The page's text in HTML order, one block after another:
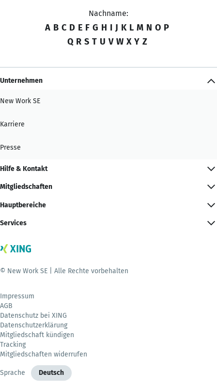
Nachname:
A B C D E F G H I J K L M N O P
Q R S T U V W X Y Z
Unternehmen
New Work SE
Karriere
Presse
Hilfe & Kontakt
Mitgliedschaften
Hauptbereiche
Services
© New Work SE | Alle Rechte vorbehalten
Impressum
AGB
Datenschutz bei XING
Datenschutzerklärung
Mitgliedschaft kündigen
Tracking
Mitgliedschaften widerrufen
Sprache Deutsch